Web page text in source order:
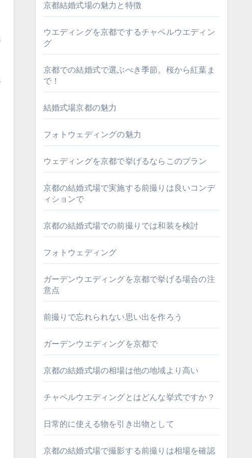
京都結婚式場の魅力と特徴
ウエディングを京都でするチャペルウエディン
グ
京都での結婚式で選ぶべき季節。桜から紅葉ま
で！
結婚式場京都の魅力
フォトウェディングの魅力
ウェディングを京都で挙げるならこのプラン
京都の結婚式場で実施する前撮りは良いコンデ
ィションで
京都の結婚式場での前撮りでは和装を検討
フォトウェディング
ガーデンウエディングを京都で挙げる場合の注
意点
前撮りで忘れられない思い出を作ろう
ガーデンウエディングを京都で
京都の結婚式場の相場は他の地域より高い
チャペルウエディングとはどんな挙式ですか？
日常的に使える物を引き出物として
京都の結婚式場で撮影する前撮りは相場を確認